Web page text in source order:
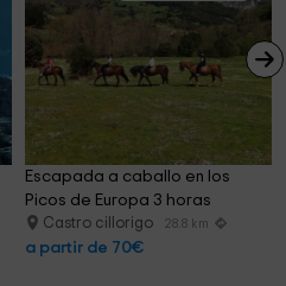
Escapada a caballo en los
Picos de Europa 3 horas
Castro cillorigo 28.8 km
a partir de 70€